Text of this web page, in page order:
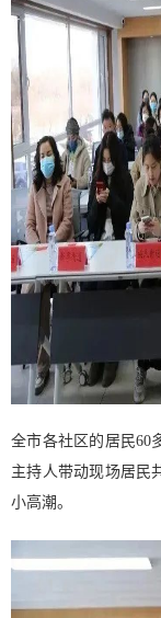
全市各社区的居民60
主持人带动现场居民
小高潮。